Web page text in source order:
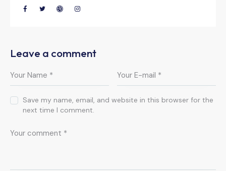
Leave a comment
Save my name, email, and website in this browser for the
next time I comment.